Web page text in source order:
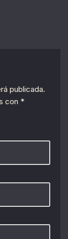
publicada.
con *